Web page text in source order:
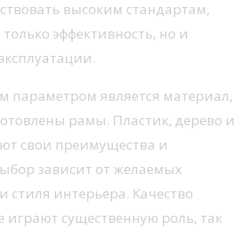
высоким стандартам,
эффективность, но и
является материал,
рамы. Пластик, дерево и
свои преимущества и
зависит от желаемых
стиля интерьера. Качество
играют существенную роль, так